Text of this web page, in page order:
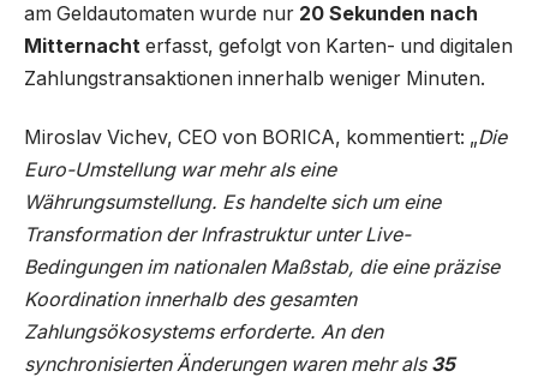
am Geldautomaten wurde nur 20 Sekunden nach
Mitternacht erfasst, gefolgt von Karten- und digitalen
Zahlungstransaktionen innerhalb weniger Minuten.
Miroslav Vichev, CEO von BORICA, kommentiert: „Die
Euro-Umstellung war mehr als eine
Währungsumstellung. Es handelte sich um eine
Transformation der Infrastruktur unter Live-
Bedingungen im nationalen Maßstab, die eine präzise
Koordination innerhalb des gesamten
Zahlungsökosystems erforderte. An den
synchronisierten Änderungen waren mehr als 35